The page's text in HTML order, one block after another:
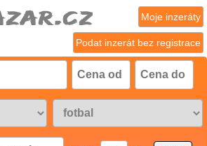
Podat inzerát bez registrace
Moje inzeráty